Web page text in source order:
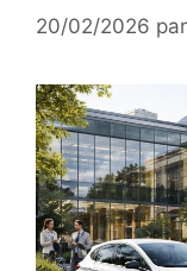
20/02/2026 par